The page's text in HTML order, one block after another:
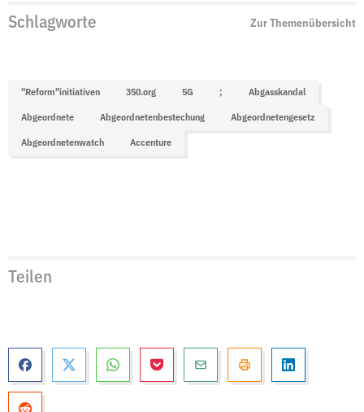
Schlagworte Zur Themenübersicht
"Reform"initiativen 350.org 5G ; Abgasskandal
Abgeordnete Abgeordnetenbestechung Abgeordnetengesetz
Abgeordnetenwatch Accenture
Teilen